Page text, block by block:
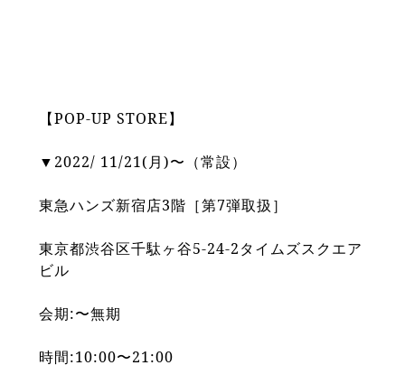
【POP-UP STORE】
▼2022/ 11/21(月)〜（常設）
東急ハンズ新宿店3階［第7弾取扱］
東京都渋谷区千駄ヶ谷5-24-2タイムズスクエア
ビル
会期:〜無期
時間:10:00〜21:00